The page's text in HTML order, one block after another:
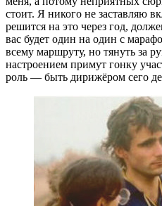
стоит. Я никого не заставляю
решится на это через год,
вас будет один на один с
всему маршруту, но тянуть за
настроением примут гонку
роль — быть дирижёром сего